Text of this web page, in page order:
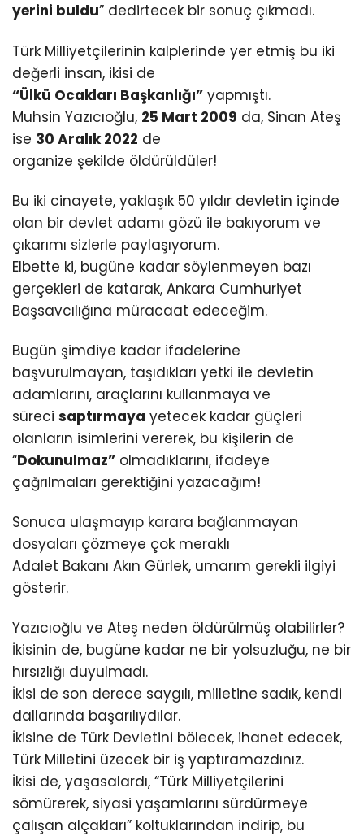
yerini buldu” dedirtecek bir sonuç çıkmadı.
Türk Milliyetçilerinin kalplerinde yer etmiş bu iki
değerli insan, ikisi de
“Ülkü Ocakları Başkanlığı” yapmıştı.
Muhsin Yazıcıoğlu, 25 Mart 2009 da, Sinan Ateş
ise 30 Aralık 2022 de
organize şekilde öldürüldüler!
Bu iki cinayete, yaklaşık 50 yıldır devletin içinde
olan bir devlet adamı gözü ile bakıyorum ve
çıkarımı sizlerle paylaşıyorum.
Elbette ki, bugüne kadar söylenmeyen bazı
gerçekleri de katarak, Ankara Cumhuriyet
Başsavcılığına müracaat edeceğim.
Bugün şimdiye kadar ifadelerine
başvurulmayan, taşıdıkları yetki ile devletin
adamlarını, araçlarını kullanmaya ve
süreci saptırmaya yetecek kadar güçleri
olanların isimlerini vererek, bu kişilerin de
“Dokunulmaz” olmadıklarını, ifadeye
çağrılmaları gerektiğini yazacağım!
Sonuca ulaşmayıp karara bağlanmayan
dosyaları çözmeye çok meraklı
Adalet Bakanı Akın Gürlek, umarım gerekli ilgiyi
gösterir.
Yazıcıoğlu ve Ateş neden öldürülmüş olabilirler?
İkisinin de, bugüne kadar ne bir yolsuzluğu, ne bir
hırsızlığı duyulmadı.
İkisi de son derece saygılı, milletine sadık, kendi
dallarında başarılıydılar.
İkisine de Türk Devletini bölecek, ihanet edecek,
Türk Milletini üzecek bir iş yaptıramazdınız.
İkisi de, yaşasalardı, “Türk Milliyetçilerini
sömürerek, siyasi yaşamlarını sürdürmeye
çalışan alçakları” koltuklarından indirip, bu